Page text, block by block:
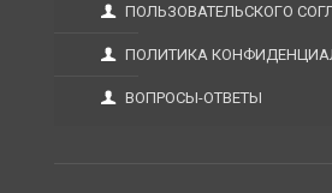
ПОЛЬЗОВАТЕЛЬСКОГО
ПОЛИТИКА
ВОПРОСЫ-ОТВЕТЫ